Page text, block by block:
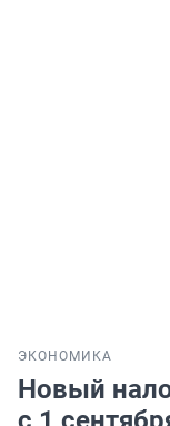
ЭКОНОМИКА
Новый